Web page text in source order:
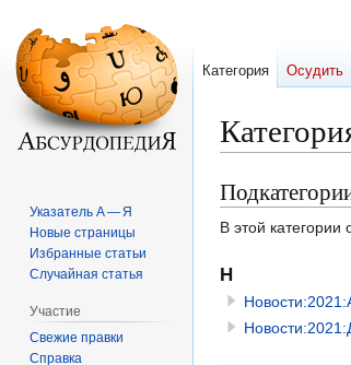
Перейти
к
навигации
Перейти
к
поиску
В этой
Н
Категория Осудить
Указатель А — Я
Новые страницы
Избранные статьи
Случайная статья
Участие
Свежие правки
Справка